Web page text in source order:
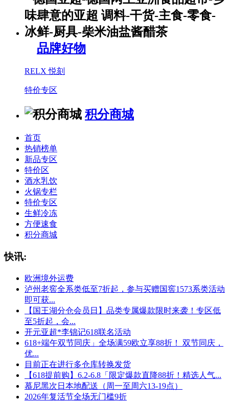
品牌好物
RELX 悦刻
特价专区
积分商城
首页
热销榜单
新品专区
特价区
酒水乳饮
火锅专栏
特价专区
生鲜冷冻
方便速食
积分商城
快讯:
欧洲境外运费
泸州老窖全系类低至7折起，参与买赠国窖1573系类活动
即可获...
【国王湖分仓会员日】品类专属爆款限时来袭！专区低
至5折起，会...
开元亚超*李锦记618联名活动
618+端午双节同庆」全场满59欧立享88折！ 双节同庆，
优...
目前正在进行多仓库转换发货
【618提前购】6.2-6.8「限定爆款直降88折！精选人气...
慕尼黑次日本地配送（周一至周六13-19点）
2026年复活节全场无门槛9折